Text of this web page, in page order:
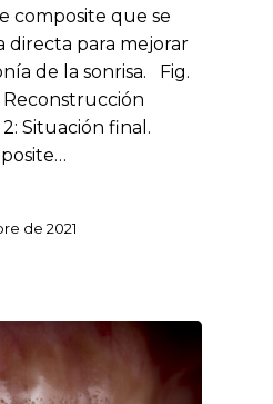
composite que se
directa para mejorar
de la sonrisa. Fig.
Reconstrucción
2: Situación final.
de 2021